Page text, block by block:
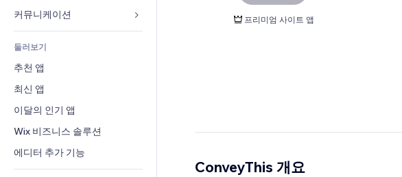
사이트 목록
이메일
회계
쿠폰 및 로열티
창고 서비스
식품 및 음료
음식점
부동산
예약
뮤직
팟캐스트
사진
동영상
PDF
파일 공유
소식
지도 및 내비게이션
개인정보 및 보안
시계
페이지 템플릿
이미지 효과
버튼 & 메뉴
배너 및 배지
계산기
검색
양식
블로그
설문
채팅
메모
전화번호
커뮤니티
평가와 후기
둘러보기
추천 앱
최신 앱
이달의 인기 앱
Wix 비즈니스 솔루션
에디터 추가 기능
프리미엄 사이트 앱
ConveyThis 개요